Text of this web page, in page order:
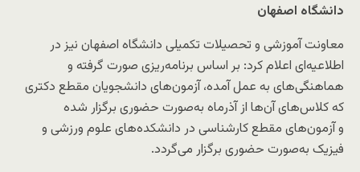
دانشگاه اصفهان
معاونت آموزشی و تحصیلات تکمیلی دانشگاه اصفهان نیز در
اطلاعیه‌ای اعلام کرد: بر اساس برنامه‌ریزی صورت گرفته و
هماهنگی‌های به عمل آمده، آزمون‌های دانشجویان مقطع دکتری
که کلاس‌های آن‌ها از آذرماه به‌صورت حضوری برگزار شده
و آزمون‌های مقطع کارشناسی در دانشکده‌های علوم ورزشی و
فیزیک به‌صورت حضوری برگزار می‌گردد.